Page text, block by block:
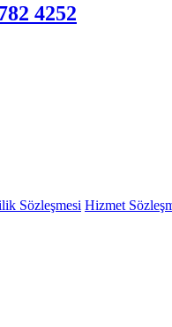
4252
Sözleşmesi Hizmet